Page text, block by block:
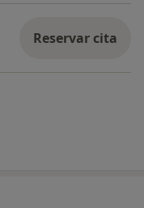
Reservar cita